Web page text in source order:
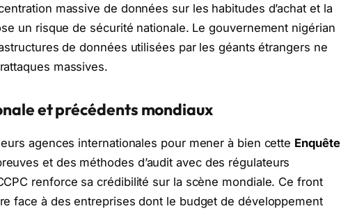
massive de données sur les habitudes d’achat et la
un risque de sécurité nationale. Le gouvernement nigérian
de données utilisées par les géants étrangers ne
massives.
et précédents mondiaux
agences internationales pour mener à bien cette Enquête
et des méthodes d’audit avec des régulateurs
renforce sa crédibilité sur la scène mondiale. Ce front
face à des entreprises dont le budget de développement